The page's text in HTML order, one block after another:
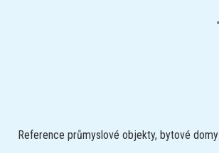
Reference průmyslové objekty, bytové domy